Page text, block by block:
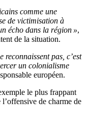
comme une
de victimisation à
écho dans la région »,
de la situation.
reconnaissent pas, c’est
un colonialisme
européen.
le plus frappant
de charme de